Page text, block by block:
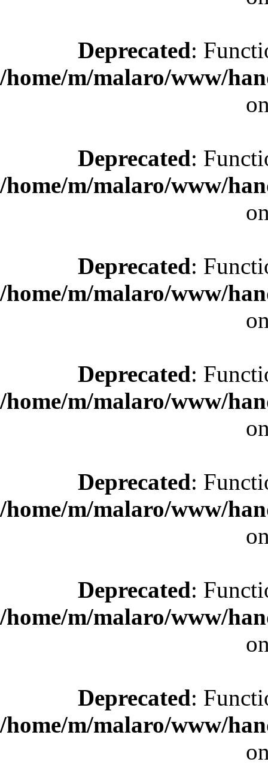
Deprecated:
/home/m/malaro/www/
Deprecated:
/home/m/malaro/www/
Deprecated:
/home/m/malaro/www/
Deprecated:
/home/m/malaro/www/
Deprecated:
/home/m/malaro/www/
Deprecated:
/home/m/malaro/www/
Deprecated:
/home/m/malaro/www/